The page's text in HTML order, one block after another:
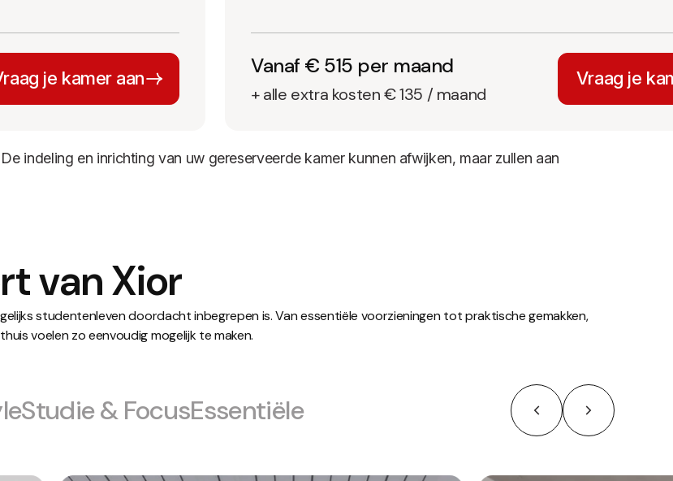
je kamer aan
Vanaf € 515 per maand
+ alle extra kosten € 135 / maand
Vraag je
indeling en inrichting van uw gereserveerde kamer kunnen afwijken, maar zullen aan
van Xior
studentenleven doordacht inbegrepen is. Van essentiële voorzieningen tot praktische gemakken,
voelen zo eenvoudig mogelijk te maken.
Studie & FocusEssentiële